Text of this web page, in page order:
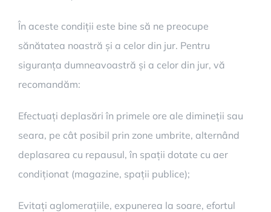
În aceste condiții este bine să ne preocupe
sănătatea noastră și a celor din jur. Pentru
siguranța dumneavoastră și a celor din jur, vă
recomandăm:
Efectuați deplasări în primele ore ale dimineții sau
seara, pe cât posibil prin zone umbrite, alternând
deplasarea cu repausul, în spații dotate cu aer
condiționat (magazine, spații publice);
Evitați aglomerațiile, expunerea la soare, efortul